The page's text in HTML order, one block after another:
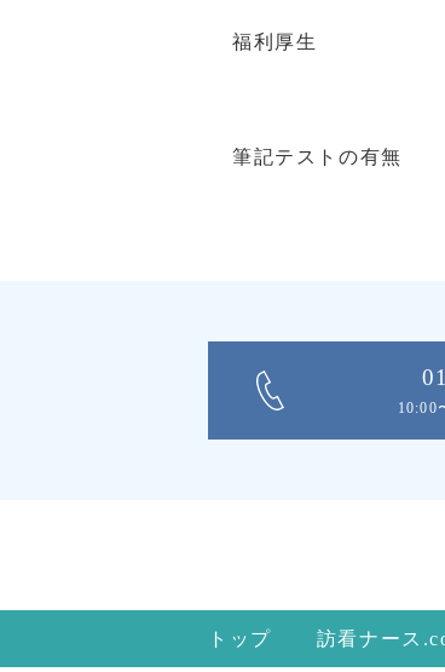
福利厚生
筆記テストの有無
10:00
トップ 訪看ナース